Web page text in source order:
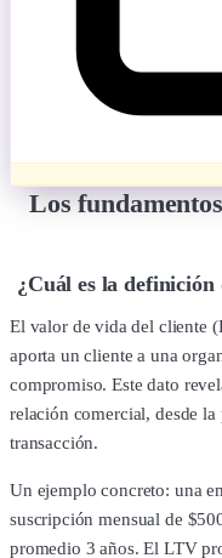
Los
¿Cuál es la
El valor de vida del cliente
aporta un cliente a una
compromiso. Este dato
relación comercial, desde
transacción.
Un ejemplo concreto: una
suscripción mensual de
promedio 3 años. El LTV